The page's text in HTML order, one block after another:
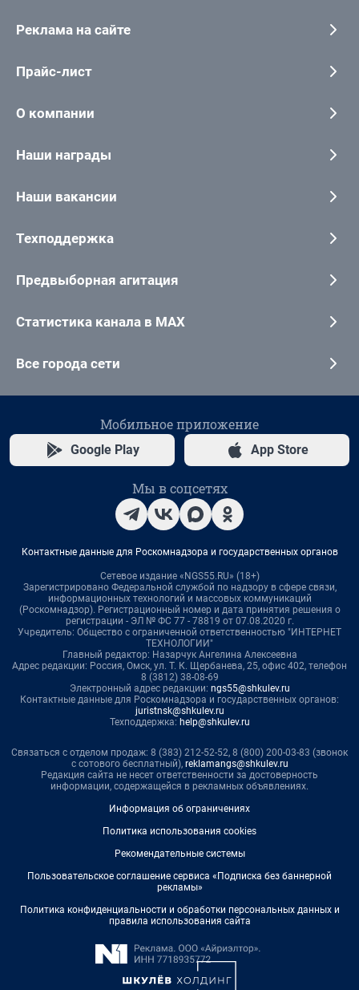
Реклама на сайте
Прайс-лист
О компании
Наши награды
Наши вакансии
Техподдержка
Предвыборная агитация
Статистика канала в MAX
Все города сети
Мобильное приложение
Google Play App Store
Мы в соцсетях
Контактные данные для Роскомнадзора и государственных органов
Сетевое издание «NGS55.RU» (18+)
Зарегистрировано Федеральной службой по надзору в сфере связи,
информационных технологий и массовых коммуникаций
(Роскомнадзор). Регистрационный номер и дата принятия решения о
регистрации - ЭЛ № ФС 77 - 78819 от 07.08.2020 г.
Учредитель: Общество с ограниченной ответственностью "ИНТЕРНЕТ
ТЕХНОЛОГИИ"
Главный редактор: Назарчук Ангелина Алексеевна
Адрес редакции: Россия, Омск, ул. Т. К. Щербанева, 25, офис 402, телефон
8 (3812) 38-08-69
Электронный адрес редакции: ngs55@shkulev.ru
Контактные данные для Роскомнадзора и государственных органов:
juristnsk@shkulev.ru
Техподдержка: help@shkulev.ru
Связаться с отделом продаж: 8 (383) 212-52-52, 8 (800) 200-03-83 (звонок
с сотового бесплатный), reklamangs@shkulev.ru
Редакция сайта не несет ответственности за достоверность
информации, содержащейся в рекламных объявлениях.
Информация об ограничениях
Политика использования cookies
Рекомендательные системы
Пользовательское соглашение сервиса «Подписка без баннерной
рекламы»
Политика конфиденциальности и обработки персональных данных и
правила использования сайта